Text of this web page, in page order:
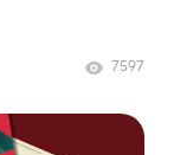
7597